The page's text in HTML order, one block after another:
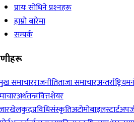
प्रायः सोधिने प्रश्‍नहरू
हाम्रो बारेमा
सम्पर्क
समाचारराजनीतिताजा समाचारअन्तर्राष्ट्रिय
अर्थतन्त्रवित्तशेयर
खेलकुदप्रविधिसंस्कृतिअटोमोबाइलस्टार्टअप